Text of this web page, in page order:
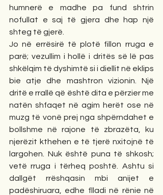
humnerë e madhe pa fund shtrin
nofullat e saj të gjera dhe hap një
shteg të gjerë.
Jo në errësirë të plotë fillon rruga e
parë; vezullim i hollë i dritës së lë pas
shkëlqim të dyshimtë si i diellit në eklips
bie atje dhe mashtron vizionin. Një
dritë e rrallë që është dita e përzier me
natën shfaqet në agim herët ose në
muzg të vonë prej nga shpërndahet e
bollshme në rajone të zbrazëta, ku
njerëzit kthehen e të tjerë nxitojnë të
largohen. Nuk është puna të shkosh;
vetë rruga i tërheq poshtë. Ashtu si
dallgët rrëshqasin mbi anijet e
padëshiruara, edhe flladi në rënie në